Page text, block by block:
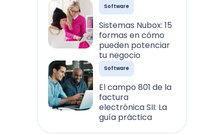
Software
Sistemas Nubox: 15
formas en cómo
pueden potenciar
tu negocio
Software
El campo 801 de la
factura
electrónica SII: La
guía práctica